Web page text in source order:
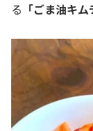
る 「ごま油キム